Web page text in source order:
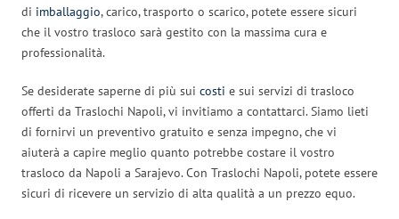
di imballaggio, carico, trasporto o scarico, potete essere sicuri
che il vostro trasloco sarà gestito con la massima cura e
professionalità.
Se desiderate saperne di più sui costi e sui servizi di trasloco
offerti da Traslochi Napoli, vi invitiamo a contattarci. Siamo lieti
di fornirvi un preventivo gratuito e senza impegno, che vi
aiuterà a capire meglio quanto potrebbe costare il vostro
trasloco da Napoli a Sarajevo. Con Traslochi Napoli, potete essere
sicuri di ricevere un servizio di alta qualità a un prezzo equo.